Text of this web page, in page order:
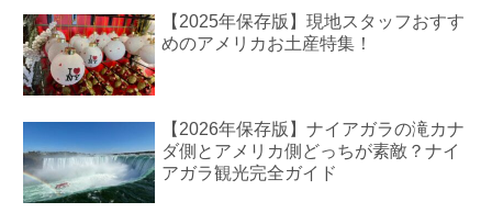
【2025年保存版】現地スタッフおすす
めのアメリカお土産特集！
【2026年保存版】ナイアガラの滝カナ
ダ側とアメリカ側どっちが素敵？ナイ
アガラ観光完全ガイド